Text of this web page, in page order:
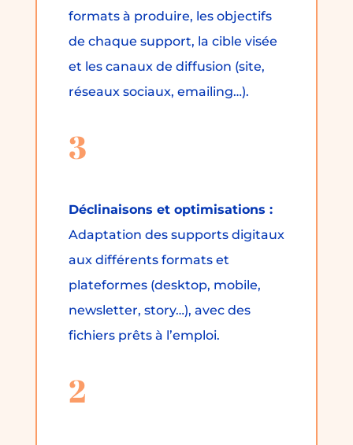
formats à produire, les objectifs
de chaque support, la cible visée
et les canaux de diffusion (site,
réseaux sociaux, emailing…).
3
Déclinaisons et optimisations :
Adaptation des supports digitaux
aux différents formats et
plateformes (desktop, mobile,
newsletter, story…), avec des
fichiers prêts à l’emploi.
2